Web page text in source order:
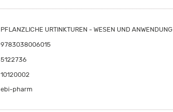
PFLANZLICHE URTINKTUREN - WESEN UND ANWENDUNG
9783038006015
5122736
10120002
ebi-pharm